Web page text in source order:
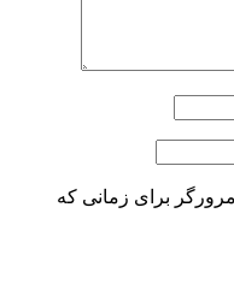
برای زمانی که